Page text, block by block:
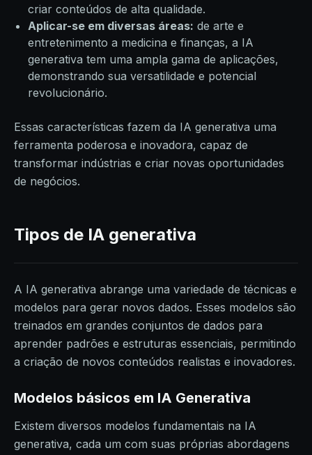
criar conteúdos de alta qualidade.
Aplicar-se em diversas áreas: de arte e
entretenimento a medicina e finanças, a IA
generativa tem uma ampla gama de aplicações,
demonstrando sua versatilidade e potencial
revolucionário.
Essas características fazem da IA generativa uma
ferramenta poderosa e inovadora, capaz de
transformar indústrias e criar novas oportunidades
de negócios.
Tipos de IA generativa
A IA generativa abrange uma variedade de técnicas e
modelos para gerar novos dados. Esses modelos são
treinados em grandes conjuntos de dados para
aprender padrões e estruturas essenciais, permitindo
a criação de novos conteúdos realistas e inovadores.
Modelos básicos em IA Generativa
Existem diversos modelos fundamentais na IA
generativa, cada um com suas próprias abordagens